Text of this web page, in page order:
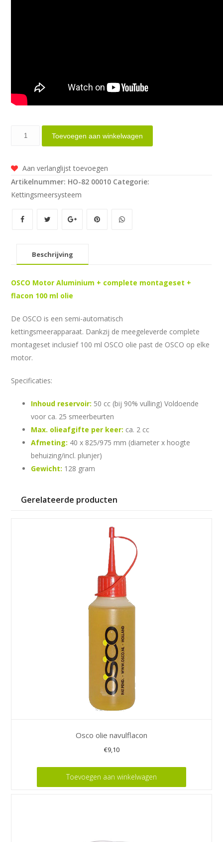
Osco
kettingsmeersysteem
aantal
Toevoegen aan winkelwagen
Aan verlanglijst toevoegen
Artikelnummer: HO-82 00010 Categorie:
Kettingsmeersysteem
Beschrijving
OSCO Motor Aluminium + complete montageset +
flacon 100 ml olie
De OSCO is een semi-automatisch
kettingsmeerapparaat. Dankzij de meegeleverde complete
montageset inclusief 100 ml OSCO olie past de OSCO op elke
motor.
Specificaties:
Inhoud reservoir: 50 cc (bij 90% vulling) Voldoende
voor ca. 25 smeerbeurten
Max. olieafgifte per keer: ca. 2 cc
Afmeting: 40 x 825/975 mm (diameter x hoogte
behuizing/incl. plunjer)
Gewicht: 128 gram
Gerelateerde producten
Osco olie navulflacon
€9,10
Toevoegen aan winkelwagen